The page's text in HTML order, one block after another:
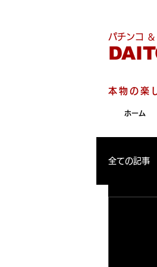
パチンコ
本物の楽
ホーム
全ての記事
パー
大東